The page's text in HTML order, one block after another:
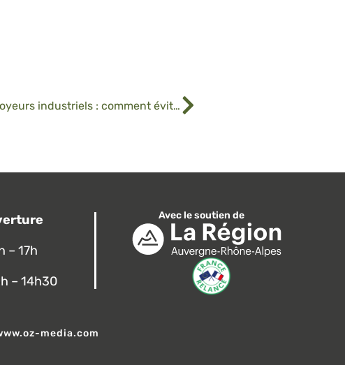
Les secrets de la maintenance des broyeurs industriels : comment éviter les pannes coûteuses ?
– 17h
– 14h30
Avec le soutien de
media.com